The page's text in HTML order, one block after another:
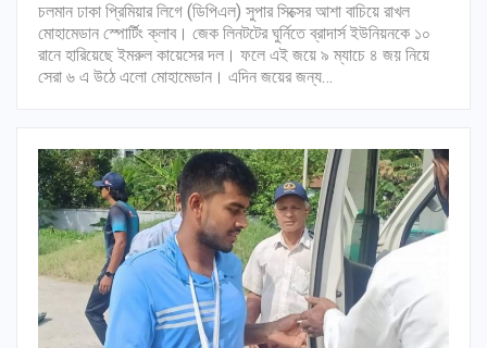
চলমান ঢাকা প্রিমিয়ার লিগে (ডিপিএল) সুপার সিক্সের আশা বাচিয়ে রাখল
মোহামেডান স্পোর্টিং ক্লাব। জেক লিনটটের ঘুর্নিতে ব্রাদার্স ইউনিয়নকে ১০
রানে হারিয়েছে ইমরুল কায়েসের দল। ফলে এই জয়ে ৯ ম্যাচে ৪ জয় নিয়ে
সেরা ৬ এ উঠে এলো মোহামেডান। এদিন জয়ের জন্য…